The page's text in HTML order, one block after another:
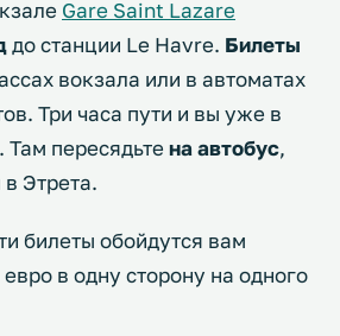
Gare Saint Lazare
до станции Le Havre. Билеты
вокзала или в автоматах
Три часа пути и вы уже в
Там пересядьте на автобус,
Этрета.
билеты обойдутся вам
в одну сторону на одного